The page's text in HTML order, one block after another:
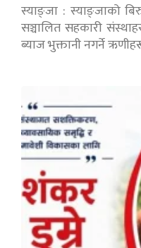
स्याङ्जा : स्याङ्जाको
सञ्चालित सहकारी
ब्याज भुक्तानी नगर्ने